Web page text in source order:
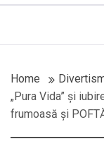
Home
„Pura Vida” și
frumoasă și